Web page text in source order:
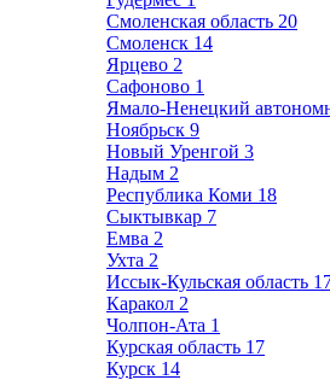
Смоленская область 20
Смоленск 14
Ярцево 2
Сафоново 1
Ямало-Ненецкий
Ноябрьск 9
Новый Уренгой 3
Надым 2
Республика Коми 18
Сыктывкар 7
Емва 2
Ухта 2
Иссык-Кульская область
Каракол 2
Чолпон-Ата 1
Курская область 17
Курск 14